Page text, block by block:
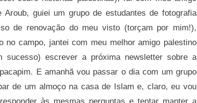
guiei um grupo de estudantes de fotografia
de renovação do meu visto (torçam por mim!),
no campo, jantei com meu melhor amigo palestino
escrever a próxima newsletter sobre a
E amanhã vou passar o dia com um grupo
de um almoço na casa de Islam e, claro, eu vou